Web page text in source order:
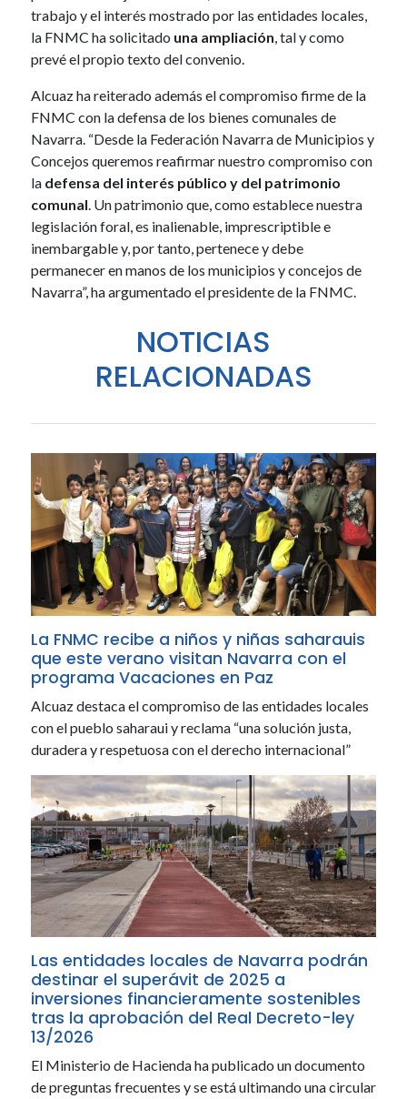
trabajo y el interés mostrado por las entidades locales,
la FNMC ha solicitado una ampliación, tal y como
prevé el propio texto del convenio.
Alcuaz ha reiterado además el compromiso firme de la
FNMC con la defensa de los bienes comunales de
Navarra. “Desde la Federación Navarra de Municipios y
Concejos queremos reafirmar nuestro compromiso con
ladefensa del interés público y del patrimonio
comunal. Un patrimonio que, como establece nuestra
legislación foral, es inalienable, imprescriptible e
inembargable y, por tanto, pertenece y debe
permanecer en manos de los municipios y concejos de
Navarra”, ha argumentado el presidente de la FNMC.
NOTICIAS
RELACIONADAS
La FNMC recibe a niños y niñas saharauis
que este verano visitan Navarra con el
programa Vacaciones en Paz
Alcuaz destaca el compromiso de las entidades locales
con el pueblo saharaui y reclama “una solución justa,
duradera y respetuosa con el derecho internacional”
Las entidades locales de Navarra podrán
destinar el superávit de 2025 a
inversiones financieramente sostenibles
tras la aprobación del Real Decreto-ley
13/2026
El Ministerio de Hacienda ha publicado un documento
de preguntas frecuentes y se está ultimando una circular